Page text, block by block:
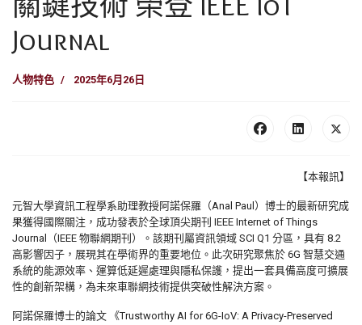
Journal
人物特色 2025年6月26日
【本報訊】
元智大學資訊工程學系助理教授阿諾保羅（Anal Paul）博士的最新研究成
果獲得國際關注，成功發表於全球頂尖期刊 IEEE Internet of Things
Journal（IEEE 物聯網期刊）。該期刊屬資訊領域 SCI Q1 分區，具有 8.2
高影響因子，展現其在學術界的重要地位。此次研究聚焦於 6G 智慧交通
系統的能源效率、運算低延遲處理與隱私保護，提出一套具備高度可擴展
性的創新架構，為未來車聯網技術提供突破性解決方案。
阿諾保羅博士的論文 《Trustworthy AI for 6G-IoV: A Privacy-Preserved